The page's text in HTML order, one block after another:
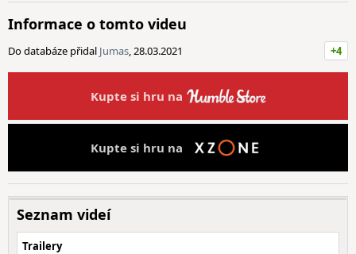
Informace o tomto videu
Do databáze přidal Jumas, 28.03.2021 +4
Kupte si hru na
Kupte si hru na
Seznam videí
Trailery